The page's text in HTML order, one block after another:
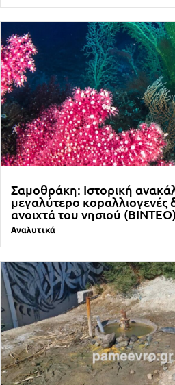
Σαμοθράκη: Ιστορική
μεγαλύτερο κοραλλιογενές
ανοιχτά του νησιού (ΒΙΝΤΕΟ)
Αναλυτικά